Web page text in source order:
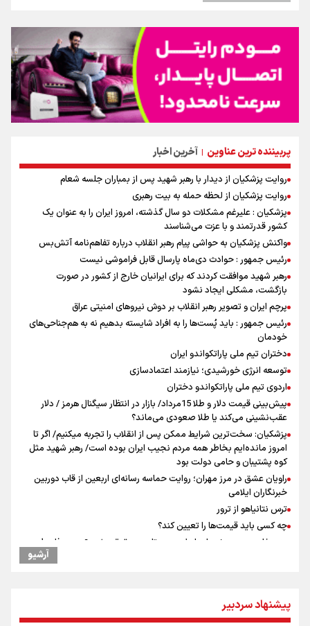
پربیننده ترین عناوین | آخرین اخبار
روایت پزشکیان از دیدار با رهبر شهید پس از بمباران جلسه شعام
روایت پزشکیان از لحظه حمله به بیت رهبری
پزشکیان : علیرغم مشکلات دو سال گذشته، امروز ایران را به عنوان یک
کشور قدرتمند و با عزت می‌شناسند
واکنش پزشکیان به حواشی پیام رهبر انقلاب درباره تفاهم‌نامه آتش‌بس
رئیس جمهور : حوادث دی‌ماه پارسال قابل فراموشی نیست
رهبر شهید موافقت کردند که برای ایرانیان خارج از کشور در صورت
بازگشت، مشکلی ایجاد نشود
پرچم ایران و تصویر رهبر انقلاب بر دوش نیروهای امنیتی عراق
رئیس جمهور : باید پُست‌ها را به افراد شایسته بدهیم نه به هم‌جناحی‌های
خودمان
دختران تیم ملی پاراتکواندو ایران
توسعه انرژی خورشیدی؛ نیازمند اعتمادسازی
اردوی تیم ملی پاراتکواندو دختران
پیش‌بینی قیمت دلار و طلا 15مرداد/ بازار در انتظار سیگنال هرمز / دلار
عقب‌نشینی می‌کند یا طلا صعودی می‌ماند؟
پزشکیان: سخت‌ترین شرایط ممکن پس از انقلاب را تجربه میکنیم/ اگر تا
امروز مانده‌ایم بخاطر همه‌ مردم نجیب ایران بوده است/ رهبر شهید مثل
کوه پشتیبان و حامی دولت بود
راویان عشق در مرز مهران؛ روایت حماسه‌ رسانه‌ای اربعین از قاب دوربین
خبرنگاران ایلامی
ترس نتانیاهو از ترور
چه کسی باید قیمت‌ها را تعیین کند؟
وزیر خارجه مصر: رژیم اسراییل بدون تامین حقوق مشروع مردم فلسطین
فیدان: حماس به تعهدات خود عمل کرد، امّا اسرائیل برنامه‌ای برای صلح
ندارد
آرشیو
پیشنهاد سردبیر